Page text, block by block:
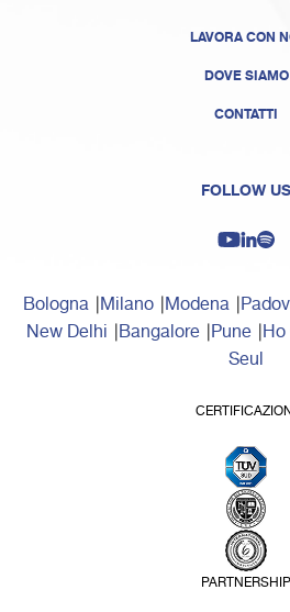
LAVORA CON
DOVE SIAMO
CONTATTI
FOLLOW US
Bologna Milano Modena
New Delhi Bangalore Pune
Seul
PARTNERSHIP